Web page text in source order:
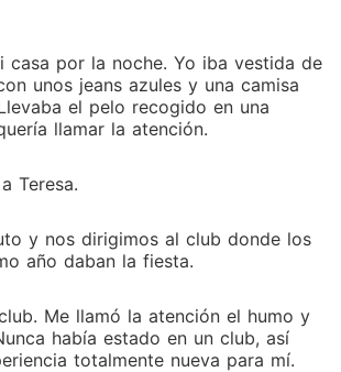
casa por la noche. Yo iba vestida de
unos jeans azules y una camisa
el pelo recogido en una
llamar la atención.
Teresa.
y nos dirigimos al club donde los
año daban la fiesta.
Me llamó la atención el humo y
había estado en un club, así
totalmente nueva para mí.